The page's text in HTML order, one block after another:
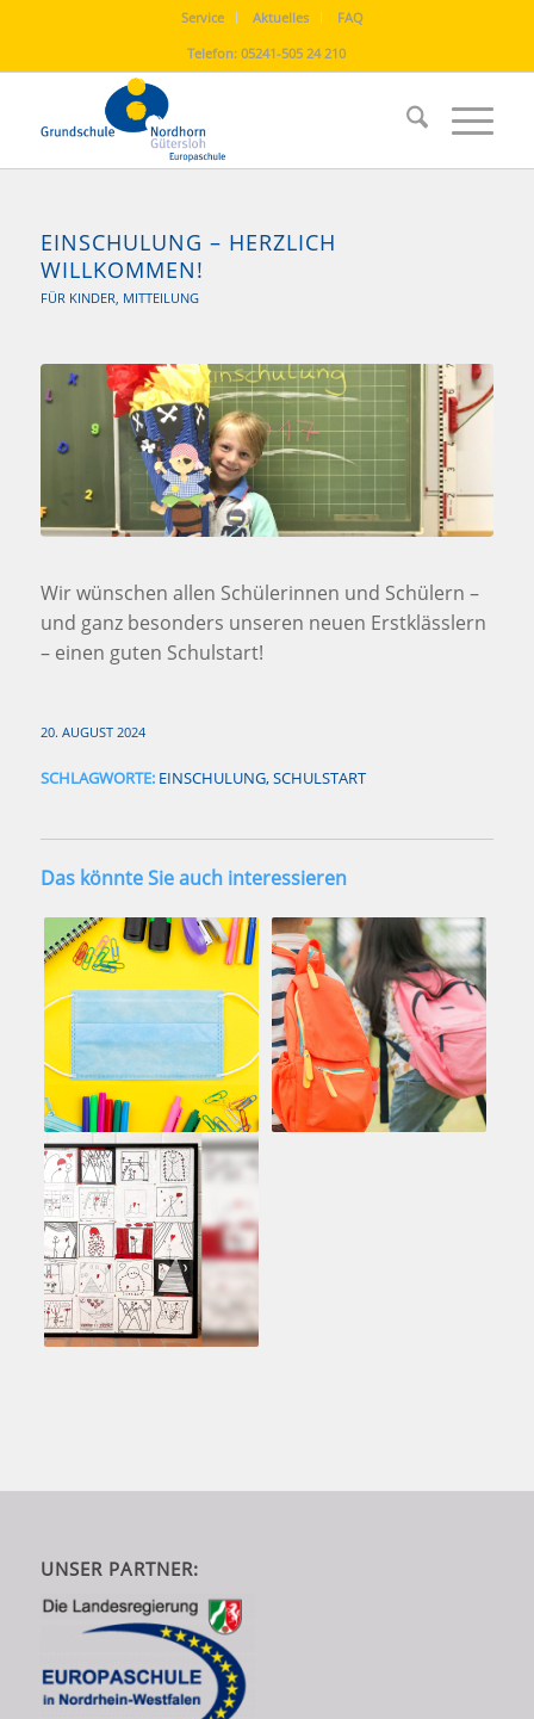
Service Aktuelles
FAQ
Telefon:05241-505 24 210
EINSCHULUNG – HERZLICH
WILLKOMMEN!
FÜR KINDER, MITTEILUNG
Wir wünschen allen Schülerinnen und Schülern –
und ganz besonders unseren neuen Erstklässlern
– einen guten Schulstart!
20. AUGUST 2024
SCHLAGWORTE: EINSCHULUNG,SCHULSTART
Das könnte Sie auch interessieren
UNSER PARTNER: